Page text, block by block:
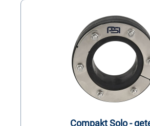
Compakt Solo -